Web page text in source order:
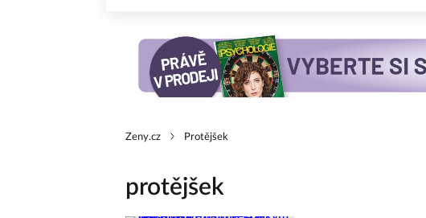
Zeny.cz Protějšek
protějšek